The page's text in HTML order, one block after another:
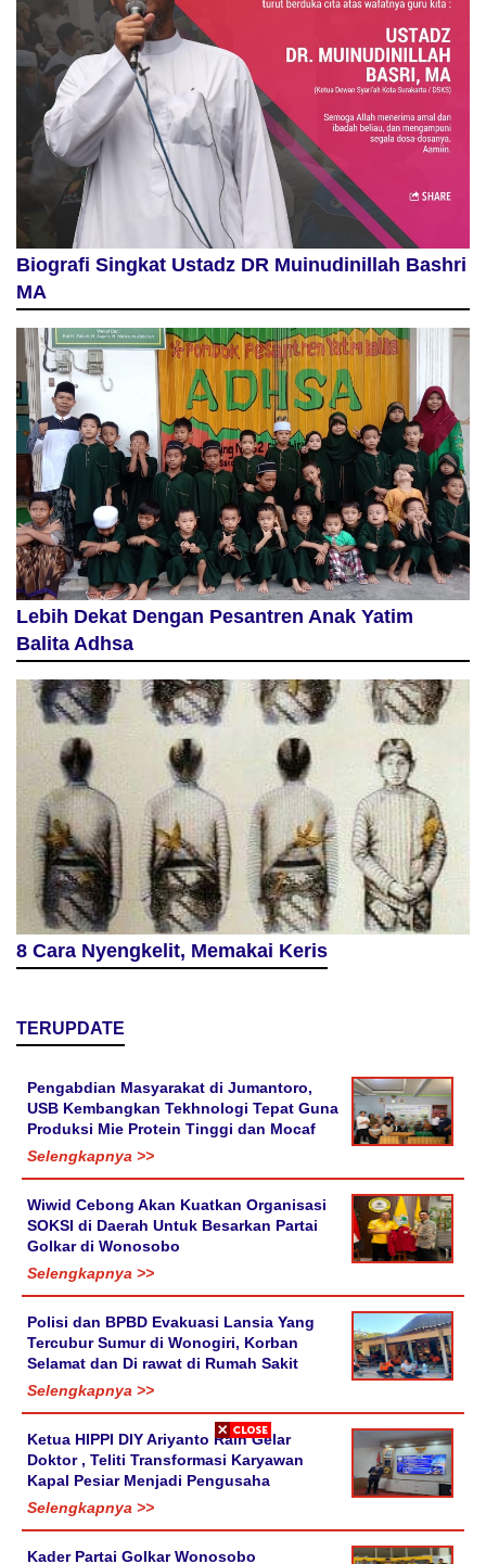
Biografi Singkat Ustadz DR Muinudinillah Bashri
MA
Lebih Dekat Dengan Pesantren Anak Yatim
Balita Adhsa
8 Cara Nyengkelit, Memakai Keris
TERUPDATE
Pengabdian Masyarakat di Jumantoro,
USB Kembangkan Tekhnologi Tepat Guna
Produksi Mie Protein Tinggi dan Mocaf
Selengkapnya >>
Wiwid Cebong Akan Kuatkan Organisasi
SOKSI di Daerah Untuk Besarkan Partai
Golkar di Wonosobo
Selengkapnya >>
Polisi dan BPBD Evakuasi Lansia Yang
Tercubur Sumur di Wonogiri, Korban
Selamat dan Di rawat di Rumah Sakit
Selengkapnya >>
Ketua HIPPI DIY Ariyanto Raih Gelar
Doktor , Teliti Transformasi Karyawan
Kapal Pesiar Menjadi Pengusaha
Selengkapnya >>
Kader Partai Golkar Wonosobo